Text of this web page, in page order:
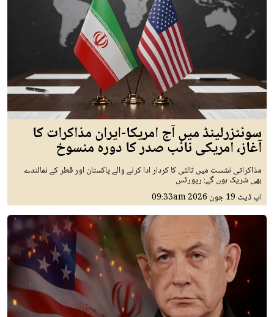
سوئٹزرلینڈ میں آج امریکا-ایران مذاکرات کا
آغاز، امریکی نائب صدر کا دورہ منسوخ
مذاکراتی نشست میں ثالثی کا کردار ادا کرنے والے پاکستان اور قطر کے نمائندے
بھی شریک ہوں گے: رپورٹس
اپ ڈیٹ 19 جون 2026 09:33am